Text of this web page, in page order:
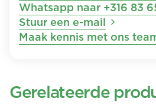
Whatsapp naar +316 83
Stuur een e-mail
Maak kennis met ons
Gerelateerde